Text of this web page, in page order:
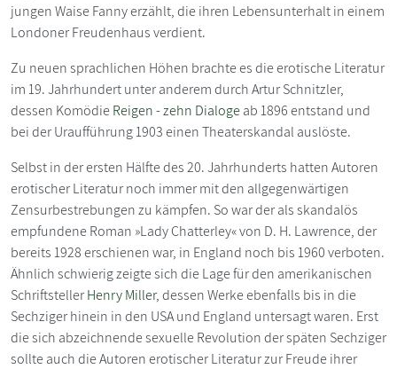
jungen Waise Fanny erzählt, die ihren Lebensunterhalt in einem
Londoner Freudenhaus verdient.
Zu neuen sprachlichen Höhen brachte es die erotische Literatur
im 19. Jahrhundert unter anderem durch Artur Schnitzler,
dessen KomödieReigen - zehn Dialogeab 1896 entstand und
bei der Uraufführung 1903 einen Theaterskandal auslöste.
Selbst in der ersten Hälfte des 20. Jahrhunderts hatten Autoren
erotischer Literatur noch immer mit den allgegenwärtigen
Zensurbestrebungen zu kämpfen. So war der als skandalös
empfundene Roman »Lady Chatterley« von D. H. Lawrence, der
bereits 1928 erschienen war, in England noch bis 1960 verboten.
Ähnlich schwierig zeigte sich die Lage für den amerikanischen
SchriftstellerHenry Miller, dessen Werke ebenfalls bis in die
Sechziger hinein in den USA und England untersagt waren. Erst
die sich abzeichnende sexuelle Revolution der späten Sechziger
sollte auch die Autoren erotischer Literatur zur Freude ihrer